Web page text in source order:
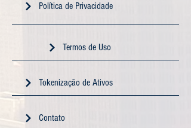
Política de Privacidade
Termos de Uso
Tokenização de Ativos
Contato